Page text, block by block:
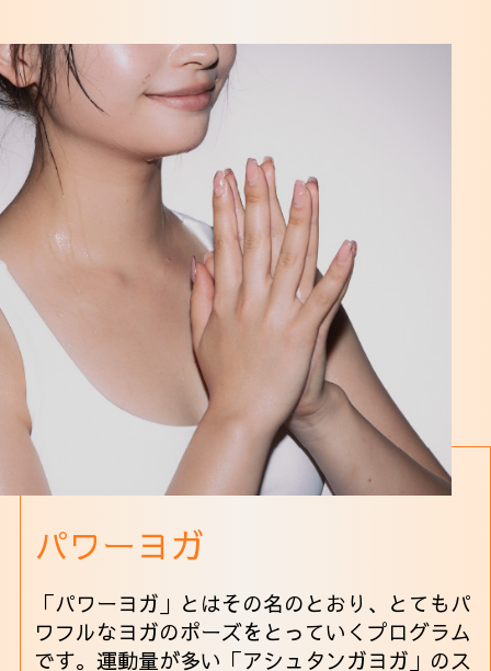
パワーヨガ
「パワーヨガ」とはその名のとおり、とてもパ
ワフルなヨガのポーズをとっていくプログラム
です。運動量が多い「アシュタンガヨガ」のス